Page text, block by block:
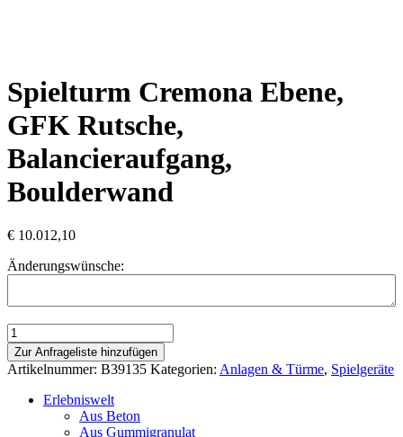
Spielturm Cremona Ebene,
GFK Rutsche,
Balancieraufgang,
Boulderwand
€ 10.012,10
Änderungswünsche:
Spielturm
Cremona
Ebene,
GFK
Rutsche,
Balancieraufgang,
Boulderwand
Zur Anfrageliste hinzufügen
Artikelnummer: B39135 Kategorien: Anlagen & Türme, Spielgeräte
Erlebniswelt
Aus Beton
Aus Gummigranulat